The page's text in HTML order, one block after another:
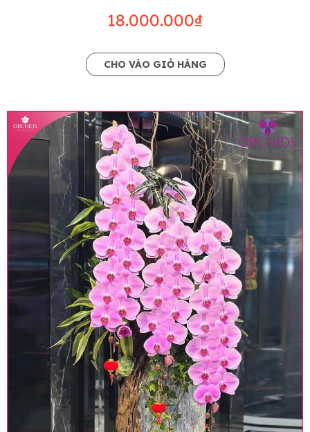
18.000.000₫
CHO VÀO GIỎ HÀNG